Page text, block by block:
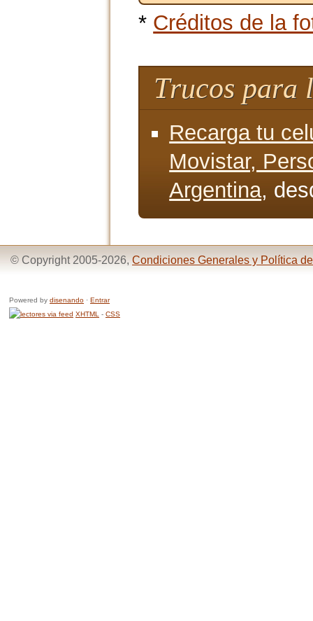
* Créditos de la
Trucos para
Recarga tu
Movistar,
Argentina,
© Copyright 2005-2026, Condiciones Generales y Política
Powered by disenando · Entrar
XHTML - CSS